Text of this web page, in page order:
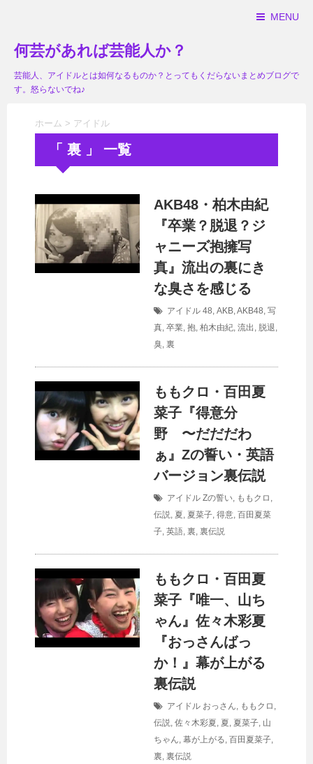
MENU
何芸があれば芸能人か？
芸能人、アイドルとは如何なるものか？とってもくだらないまとめブログで
す。怒らないでね♪
ホーム > アイドル
「 裏 」 一覧
AKB48・柏木由紀
『卒業？脱退？ジ
ャニーズ抱擁写
真』流出の裏にき
な臭さを感じる
アイドル 48, AKB,AKB48, 写
真, 卒業, 抱, 柏木由紀, 流出 , 脱退,
臭, 裏
ももクロ・百田夏
菜子『得意分
野 〜だだだわ
ぁ』Zの誓い・英語
バージョン裏伝説
アイドル Zの誓い, ももクロ ,
伝説, 夏, 夏菜子, 得意, 百田夏菜
子, 英語, 裏, 裏伝説
ももクロ・百田夏
菜子『唯一、山ち
ゃん』佐々木彩夏
『おっさんばっ
か！』幕が上がる
裏伝説
アイドル おっさん, ももクロ ,
伝説, 佐々木彩夏, 夏, 夏菜子, 山
ちゃん, 幕が上がる, 百田夏菜子,
裏, 裏伝説